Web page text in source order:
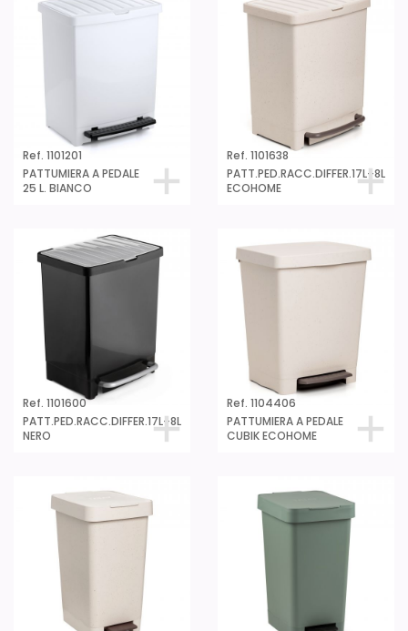
Ref. 1101201
PATTUMIERA A PEDALE
25 L. BIANCO
Ref. 1101638
PATT.PED.RACC.DIFFER.17L+8L
ECOHOME
Ref. 1101600
PATT.PED.RACC.DIFFER.17L+8L
NERO
Ref. 1104406
PATTUMIERA A PEDALE
CUBIK ECOHOME